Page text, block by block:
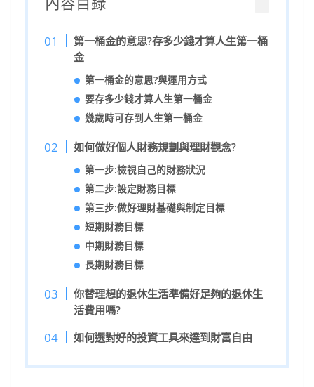
第一桶金的意思?存多少錢才算人生第一桶
金
第一桶金的意思?與運用方式
要存多少錢才算人生第一桶金
幾歲時可存到人生第一桶金
如何做好個人財務規劃與理財觀念?
第一步:檢視自己的財務狀況
第二步:設定財務目標
第三步:做好理財基礎與制定目標
短期財務目標
中期財務目標
長期財務目標
你替理想的退休生活準備好足夠的退休生
活費用嗎?
如何選對好的投資工具來達到財富自由